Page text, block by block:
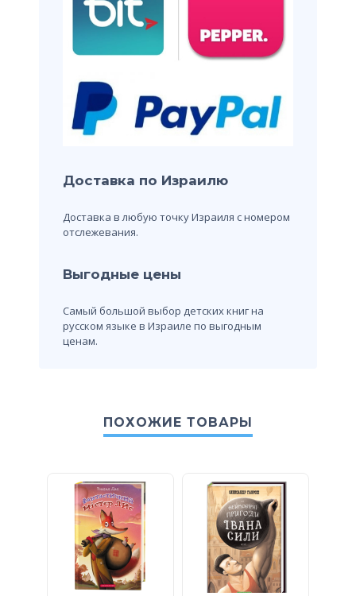
Доставка по Израилю
Доставка в любую точку Израиля с номером
отслежевания.
Выгодные цены
Самый большой выбор детских книг на
русском языке в Израиле по выгодным
ценам.
ПОХОЖИЕ ТОВАРЫ